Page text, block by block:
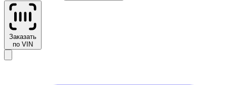
Заказать
по VIN